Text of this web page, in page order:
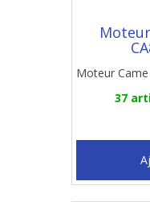
Moteur
37